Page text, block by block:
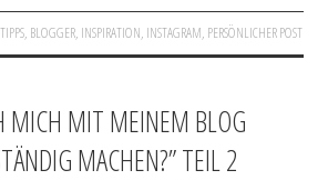
, BLOGGER, INSPIRATION, INSTAGRAM, PERSÖNLICHER POST
MICH MIT MEINEM BLOG
MACHEN?” TEIL 2